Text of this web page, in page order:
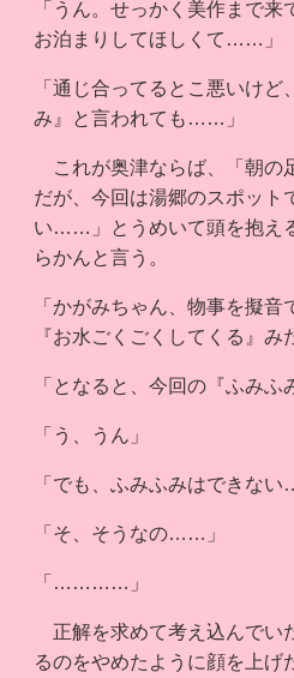
「うん。せっかく美作まで来
お泊まりしてほしくて……」
「通じ合ってるとこ悪いけ
み』と言われても……」
これが奥津ならば、「朝の
だが、今回は湯郷のスポット
い……」とうめいて頭を抱え
らかんと言う。
「かがみちゃん、物事を擬音
『お水ごくごくしてくる』み
「となると、今回の『ふみふ
「う、うん」
「でも、ふみふみはできな
「そ、そうなの……」
「…………」
正解を求めて考え込んでい
るのをやめたように顔を上げ